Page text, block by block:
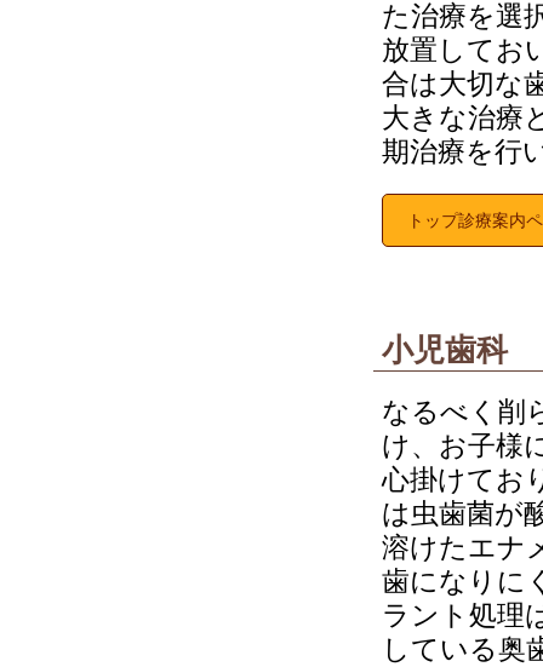
た治療を選
放置してお
合は大切な
大きな治療
期治療を行
トップ診療案内
小児歯科
なるべく削
け、お子様
心掛けてお
は虫歯菌が
溶けたエナ
歯になりに
ラント処理
している奥